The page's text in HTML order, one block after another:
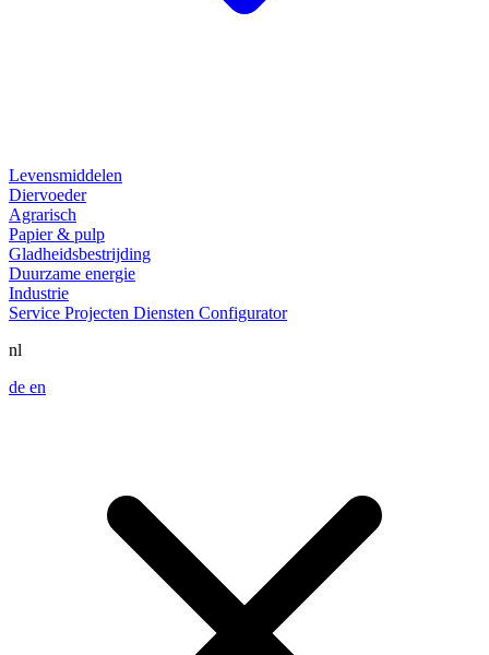
Levensmiddelen
Diervoeder
Agrarisch
Papier & pulp
Gladheidsbestrijding
Duurzame energie
Industrie
Service Projecten Diensten Configurator
nl
de en